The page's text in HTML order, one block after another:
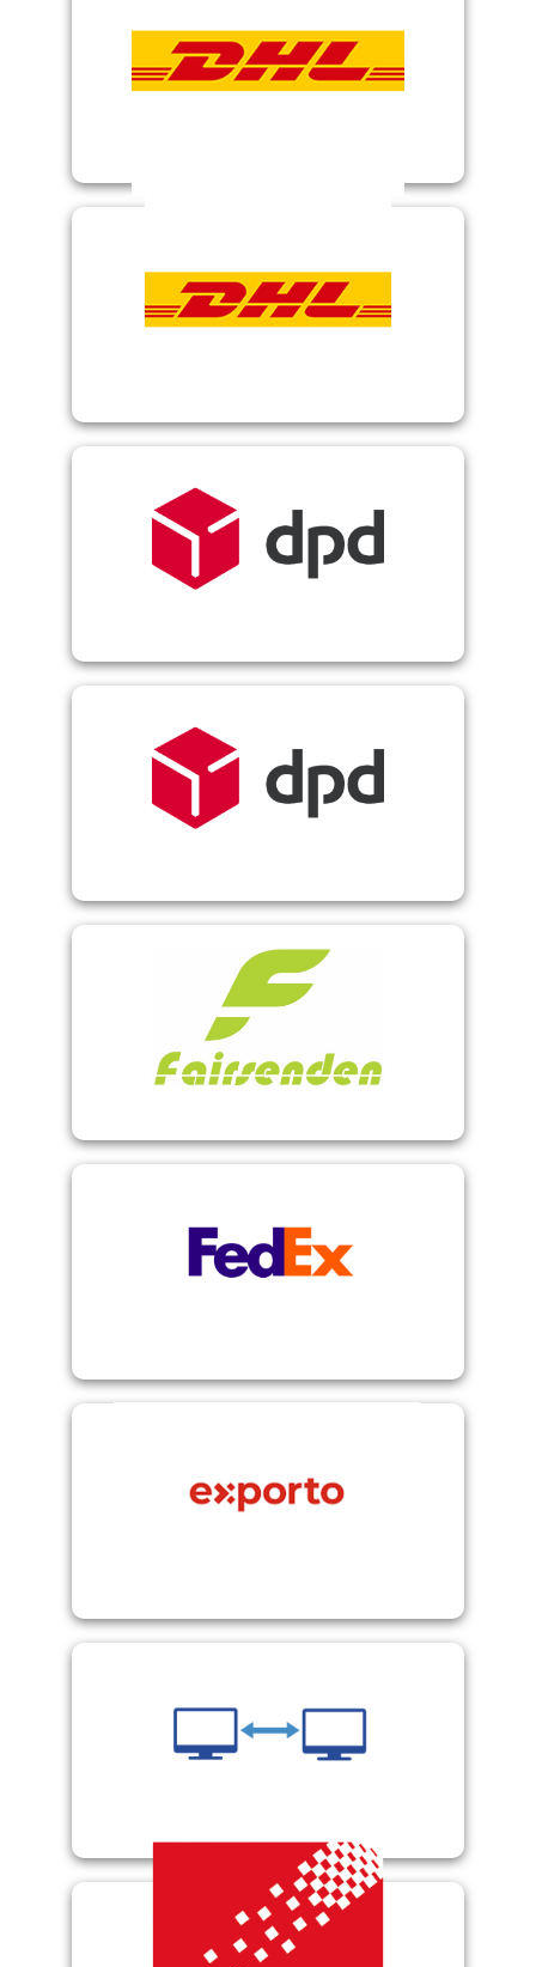
DHL Express
DHL Paket
DPD Cloud
DPD WebConnect
Fairsenden
FedEx
Logistikfragen beim Versand ins Ausland
(Schweiz und UK)